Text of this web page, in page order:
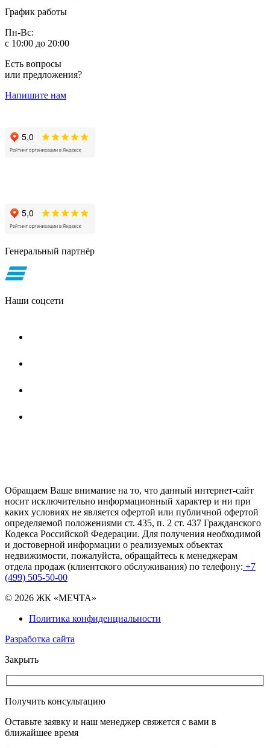
График работы
Пн-Вс:
с 10:00 до 20:00
Есть вопросы
или предложения?
Напишите нам
Генеральный партнёр
Наши соцсети
Обращаем Ваше внимание на то, что данный интернет-сайт
носит исключительно информационный характер и ни при
каких условиях не является офертой или публичной офертой
определяемой положениями ст. 435, п. 2 ст. 437 Гражданского
Кодекса Российской Федерации. Для получения необходимой
и достоверной информации о реализуемых объектах
недвижимости, пожалуйста, обращайтесь к менеджерам
отдела продаж (клиентского обслуживания) по телефону: +7
(499) 505-50-00
© 2026 ЖК «МЕЧТА»
Политика конфиденциальности
Разработка сайта
Закрыть
Получить консультацию
Оставьте заявку и наш менеджер свяжется с вами в
ближайшее время